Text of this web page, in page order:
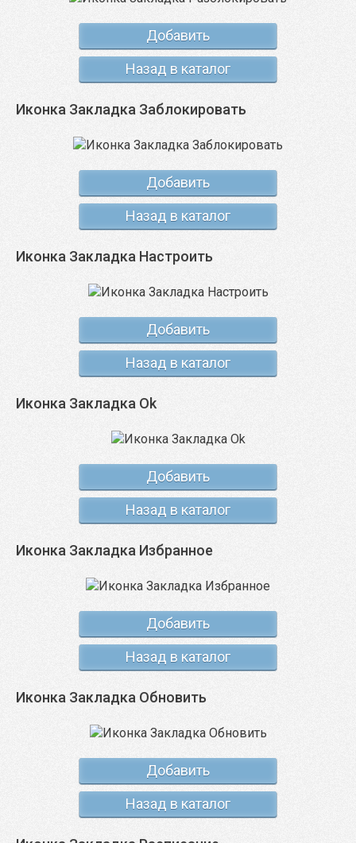
Добавить
Назад в каталог
Иконка Закладка Заблокировать
Добавить
Назад в каталог
Иконка Закладка Настроить
Добавить
Назад в каталог
Иконка Закладка Ok
Добавить
Назад в каталог
Иконка Закладка Избранное
Добавить
Назад в каталог
Иконка Закладка Обновить
Добавить
Назад в каталог